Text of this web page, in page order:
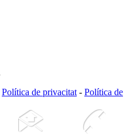
Política de privacitat - Política de